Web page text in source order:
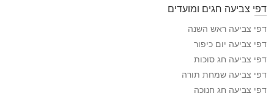
דפי צביעה חגים ומועדים
דפי צביעה ראש השנה
דפי צביעה יום כיפור
דפי צביעה חג סוכות
דפי צביעה שמחת תורה
דפי צביעה חג חנוכה